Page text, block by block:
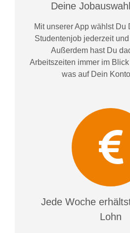
Deine
Mit unserer App wählst Du
Studentenjob jederzeit
Außerdem hast Du
Arbeitszeiten immer im
was auf Dein Konto
Jede Woche
Lohn